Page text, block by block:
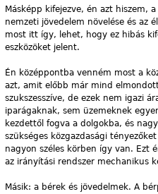
Másképp kifejezve, én azt hiszem,
nemzeti jövedelem növelése és az
most itt így, lehet, hogy ez hibás
eszközöket jelent.
Én középpontba venném most a
azt, amit előbb már mind
szukszesszíve, de ezek nem igazi
iparágaknak, sem üzemeknek
kezdettől fogva a dolgokba, és
szükséges közgazdasági
nagyon széles körben így van. Ezt
az irányítási rendszer mechanikus
Másik: a bérek és jövedelmek. A